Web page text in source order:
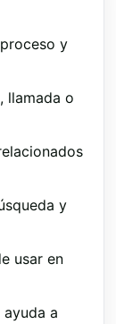
y
llamada o
y
usar en
a